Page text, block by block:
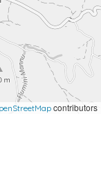
contributors